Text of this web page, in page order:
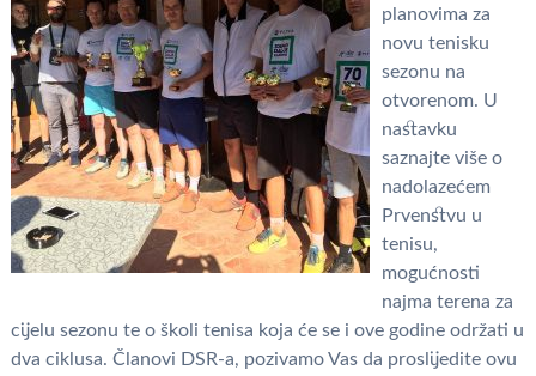
planovima za
novu tenisku
sezonu na
otvorenom. U
nastavku
saznajte više o
nadolazećem
Prvenstvu u
tenisu,
mogućnosti
najma terena za
cijelu sezonu te o školi tenisa koja će se i ove godine održati u
dva ciklusa. Članovi DSR-a, pozivamo Vas da proslijedite ovu